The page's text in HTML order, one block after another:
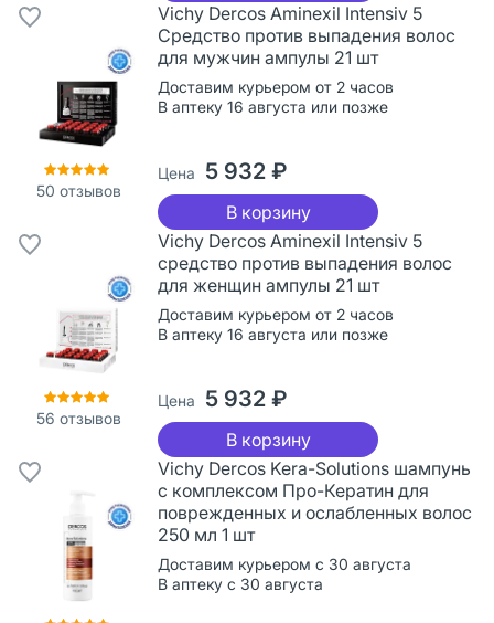
50 отзывов
Vichy Dercos Aminexil Intensiv 5
Средство против выпадения волос
для мужчин ампулы 21 шт
Доставим курьером от 2 часов
В аптеку 16 августа или позже
Цена 5 932 ₽
В корзину
56 отзывов
Vichy Dercos Aminexil Intensiv 5
cредство против выпадения волос
для женщин ампулы 21 шт
Доставим курьером от 2 часов
В аптеку 16 августа или позже
Цена 5 932 ₽
В корзину
Vichy Dercos Kera-Solutions шампунь
с комплексом Про-Кератин для
поврежденных и ослабленных волос
250 мл 1 шт
Доставим курьером с 30 августа
В аптеку с 30 августа